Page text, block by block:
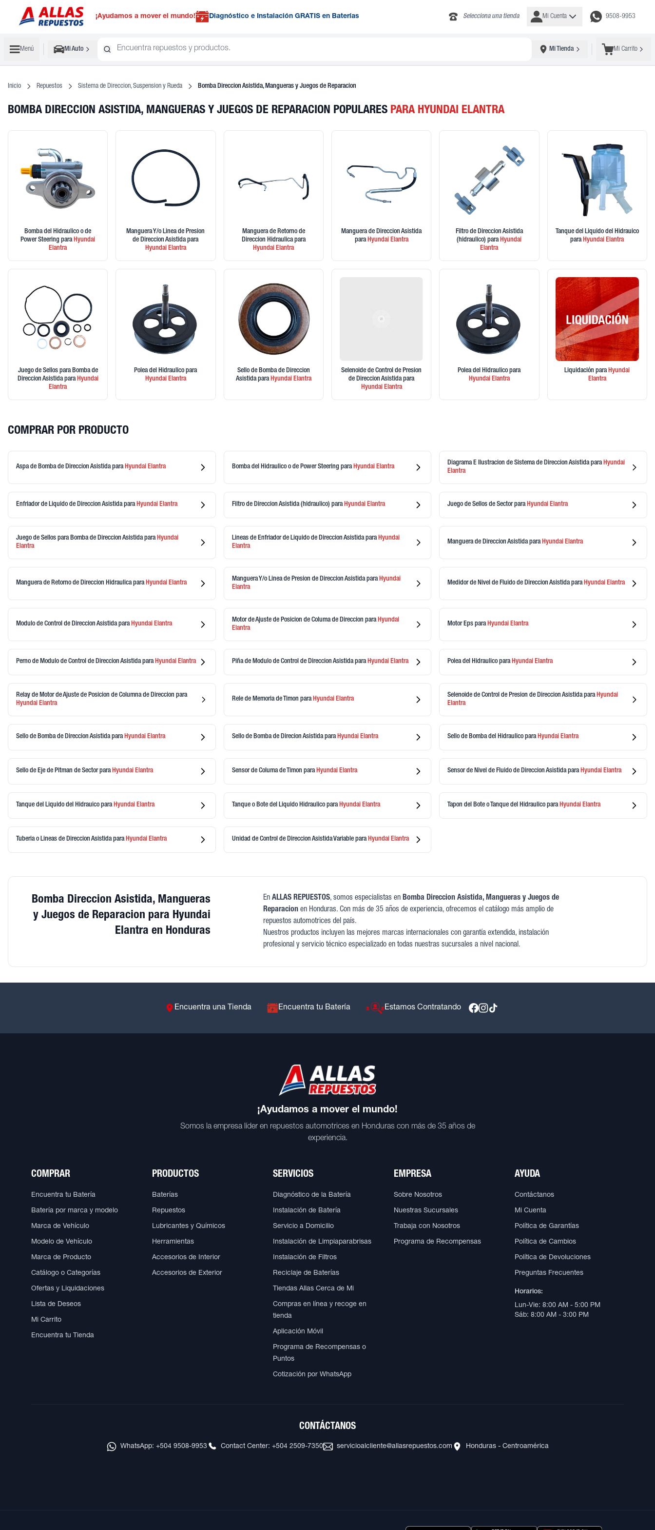
¡Ayudamos a mover el mundo! Diagnóstico e Instalación GRATIS en Baterías Selecciona una tienda Mi Cuenta 9508-9953
Menú Mi Auto Mi Tienda Mi Carrito
Inicio Repuestos Sistema de Direccion, Suspension y Rueda Bomba Direccion Asistida, Mangueras y Juegos de Reparacion
BOMBA DIRECCION ASISTIDA, MANGUERAS Y JUEGOS DE REPARACION POPULARES PARA HYUNDAI ELANTRA
Bomba del Hidraulico o de
Power Steering paraHyundai
Elantra
Manguera Y/o Linea de Presion
de Direccion Asistida para
HyundaiElantra
Manguera de Retorno de
Direccion Hidraulica para
Hyundai Elantra
Manguera de Direccion Asistida
paraHyundaiElantra
Filtro de Direccion Asistida
(hidraulico) paraHyundai
Elantra
Tanque del Liquido del Hidrauico
paraHyundai Elantra
Juego de Sellos para Bomba de
Direccion Asistidapara Hyundai
Elantra
Polea del Hidraulicopara
HyundaiElantra
Sello de Bomba de Direccion
Asistidapara HyundaiElantra
Selenoide de Control de Presion
de Direccion Asistidapara
HyundaiElantra
Polea del Hidraulicopara
HyundaiElantra
Liquidaciónpara Hyundai
Elantra
COMPRAR POR PRODUCTO
Aspa de Bomba de Direccion Asistida paraHyundai Elantra Bomba del Hidraulico o de Power Steering paraHyundaiElantra
Diagrama E Ilustracion de Sistema de Direccion Asistidapara Hyundai
Elantra
Enfriador de Liquido de Direccion Asistida paraHyundai Elantra Filtro de Direccion Asistida (hidraulico) paraHyundaiElantra Juego de Sellos de Sector paraHyundai Elantra
Juego de Sellos para Bomba de Direccion Asistidapara Hyundai
Elantra
Lineas de Enfriador de Liquido de Direccion Asistidapara Hyundai
Elantra
Manguera de Direccion Asistida paraHyundai Elantra
Manguera de Retorno de Direccion Hidraulica paraHyundai Elantra
Manguera Y/o Linea de Presion de Direccion Asistidapara Hyundai
Elantra
Medidor de Nivel de Fluido de Direccion Asistida paraHyundai Elantra
Modulo de Control de Direccion Asistida paraHyundai Elantra
Motor de Ajuste de Posicion de Columa de Direccion para Hyundai
Elantra
Motor Eps paraHyundai Elantra
Perno de Modulo de Control de Direccion Asistida paraHyundai Elantra Piña de Modulo de Control de Direccion Asistida paraHyundaiElantra Polea del Hidraulico paraHyundai Elantra
Relay de Motor de Ajuste de Posicion de Columna de Direccion para
Hyundai Elantra
Rele de Memoria de Timon paraHyundaiElantra
Selenoide de Control de Presion de Direccion Asistidapara Hyundai
Elantra
Sello de Bomba de Direccion Asistida paraHyundai Elantra Sello de Bomba de Direcion Asistida paraHyundaiElantra Sello de Bomba del Hidraulico paraHyundai Elantra
Sello de Eje de Pitman de Sector paraHyundai Elantra Sensor de Columa de Timon paraHyundaiElantra Sensor de Nivel de Fluido de Direccion Asistida paraHyundai Elantra
Tanque del Liquido del Hidrauico paraHyundai Elantra Tanque o Bote del Liquido Hidraulico paraHyundaiElantra Tapon del Bote o Tanque del Hidraulico paraHyundai Elantra
Tuberia o Lineas de Direccion Asistida paraHyundai Elantra Unidad de Control de Direccion Asistida Variable paraHyundaiElantra
Bomba Direccion Asistida, Mangueras
y Juegos de Reparacion para Hyundai
Elantra en Honduras
En ALLAS REPUESTOS, somos especialistas en Bomba Direccion Asistida, Mangueras y Juegos de
Reparacion en Honduras. Con más de 35 años de experiencia, ofrecemos el catálogo más amplio de
repuestos automotrices del país.
Nuestros productos incluyen las mejores marcas internacionales con garantía extendida, instalación
profesional y servicio técnico especializado en todas nuestras sucursales a nivel nacional.
Encuentra una Tienda Encuentra tu Batería Estamos Contratando
¡Ayudamos a mover el mundo!
Somos la empresa líder en repuestos automotrices en Honduras con más de 35 años de
experiencia.
COMPRAR
Encuentra tu Batería
Batería por marca y modelo
Marca de Vehículo
Modelo de Vehículo
Marca de Producto
Catálogo o Categorías
Ofertas y Liquidaciones
Lista de Deseos
Mi Carrito
Encuentra tu Tienda
PRODUCTOS
Baterías
Repuestos
Lubricantes y Químicos
Herramientas
Accesorios de Interior
Accesorios de Exterior
SERVICIOS
Diagnóstico de la Batería
Instalación de Batería
Servicio a Domicilio
Instalación de Limpiaparabrisas
Instalación de Filtros
Reciclaje de Baterías
Tiendas Allas Cerca de Mi
Compras en línea y recoge en
tienda
Aplicación Móvil
Programa de Recompensas o
Puntos
Cotización por WhatsApp
EMPRESA
Sobre Nosotros
Nuestras Sucursales
Trabaja con Nosotros
Programa de Recompensas
AYUDA
Contáctanos
Mi Cuenta
Política de Garantías
Política de Cambios
Política de Devoluciones
Preguntas Frecuentes
Horarios:
Lun-Vie: 8:00 AM - 5:00 PM
Sáb: 8:00 AM - 3:00 PM
CONTÁCTANOS
WhatsApp: +504 9508-9953 Contact Center: +504 2509-7350 servicioalcliente@allasrepuestos.com Honduras - Centroamérica